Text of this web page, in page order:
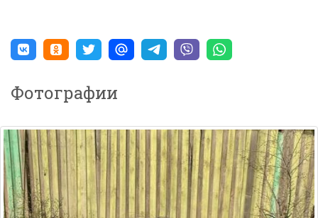
Фотографии